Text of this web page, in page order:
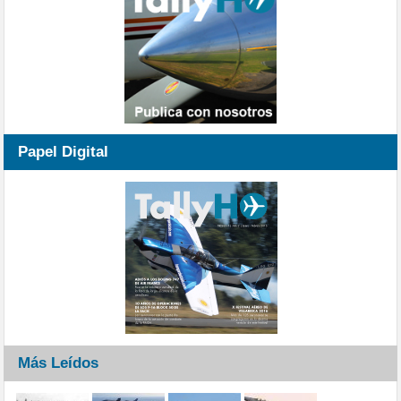
Papel Digital
Más Leídos